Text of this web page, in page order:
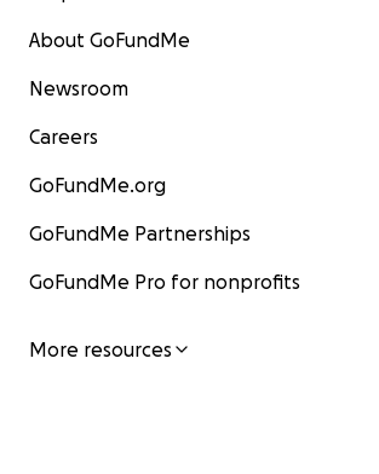
About GoFundMe
Newsroom
Careers
GoFundMe.org
GoFundMe Partnerships
GoFundMe Pro for nonprofits
More resources